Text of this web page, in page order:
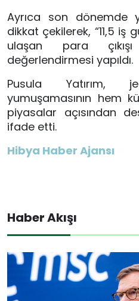
Ayrıca son dönemde
dikkat çekilerek, “11,5 iş
ulaşan para
değerlendirmesi yapıldı.
Pusula Yatırım,
yumuşamasının hem
piyasalar açısından
ifade etti.
Hibya Haber Ajansı
Haber Akışı